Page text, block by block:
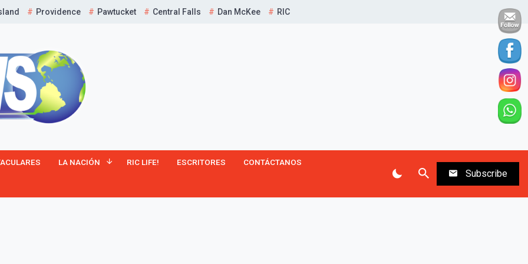
Providence Pawtucket Central Falls Dan McKee RIC
LA NACIÓN RIC LIFE! ESCRITORES CONTÁCTANOS
Subscribe
¡Suscríbete y Vive la